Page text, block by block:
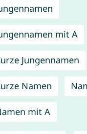
mit A
Jungennamen
Namen
mit A